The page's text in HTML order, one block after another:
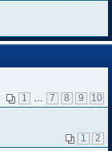
1 7 8 9 10
1 2